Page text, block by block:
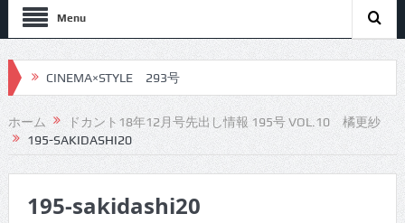
Menu
CINEMA×STYLE 293号
CINEMA×STYLE 292号
CINEMA×STYLE 291号
CINEMA×STYLE 289号
ホーム
ドカント18年12月号先出し情報 195号 VOL.10 橘更紗
195-SAKIDASHI20
195-sakidashi20